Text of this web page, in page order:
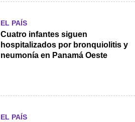
EL PAÍS
Cuatro infantes siguen
hospitalizados por bronquiolitis y
neumonía en Panamá Oeste
EL PAÍS